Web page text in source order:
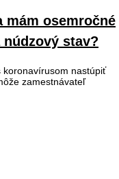
mám osemročné
stav?
koronavírusom nastúpiť
zamestnávateľ